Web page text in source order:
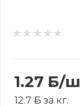
1.27 Б/
12.7 Б за кг.